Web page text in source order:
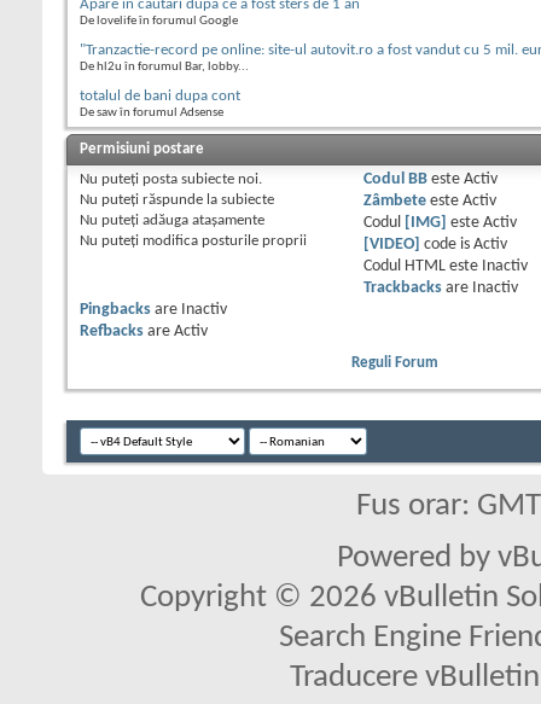
Apare in cautari dupa ce a fost sters de 1 an
De lovelife în forumul Google
"Tranzactie-record pe online: site-ul autovit.ro a fost vandut cu 5 mil.
De hl2u în forumul Bar, lobby...
totalul de bani dupa cont
De saw în forumul Adsense
Permisiuni postare
Nu puteţi posta subiecte noi.
Nu puteţi răspunde la subiecte
Nu puteţi adăuga ataşamente
Nu puteţi modifica posturile proprii
Codul BBeste Activ
Zâmbeteeste Activ
Codul
[IMG] este Activ
[VIDEO] code is Activ
Codul HTML este
Inactiv
Trackbacksare
Inactiv
Pingbacks are
Inactiv
Refbacks are Activ
Reguli Forum
Fus orar:
Powered by
Copyright © 2026 vBulletin
Search Engine
Traducere